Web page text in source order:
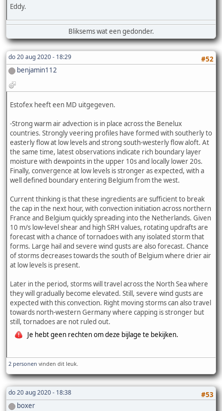
Eddy.
Bliksems wat een gedonder.
do 20 aug 2020 - 18:29
#52
benjamin112
Estofex heeft een MD uitgegeven.
-Strong warm air advection is in place across the Benelux
countries. Strongly veering profiles have formed with southerly to
easterly flow at low levels and strong south-westerly flow aloft. At
the same time, latest observations indicate rich boundary layer
moisture with dewpoints in the upper 10s and locally lower 20s.
Finally, convergence at low levels is stronger as expected, with a
well defined boundary entering Belgium from the west.
Current thinking is that these ingredients are sufficient to break
the cap in the next hour, with convection initiation across northern
France and Belgium quickly spreading into the Netherlands. Given
10 m/s low-level shear and high SRH values, rotating updrafts are
forecast with a chance of tornadoes with any isolated storm that
forms. Large hail and severe wind gusts are also forecast. Chance
of storms decreases towards the south of Belgium where drier air
at low levels is present.
Later in the period, storms will travel across the North Sea where
they will gradually become elevated. Still, severe wind gusts are
expected with this convection. Right moving storms can also travel
towards north-western Germany where capping is stronger but
still, tornadoes are not ruled out.
Je hebt geen rechten om deze bijlage te bekijken.
2 personen vinden dit leuk.
do 20 aug 2020 - 18:38
#53
boxer